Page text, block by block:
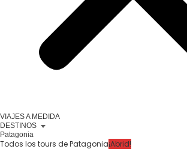
VIAJES A MEDIDA
DESTINOS
Patagonia
Todos los tours de Patagonia¡Abrid!